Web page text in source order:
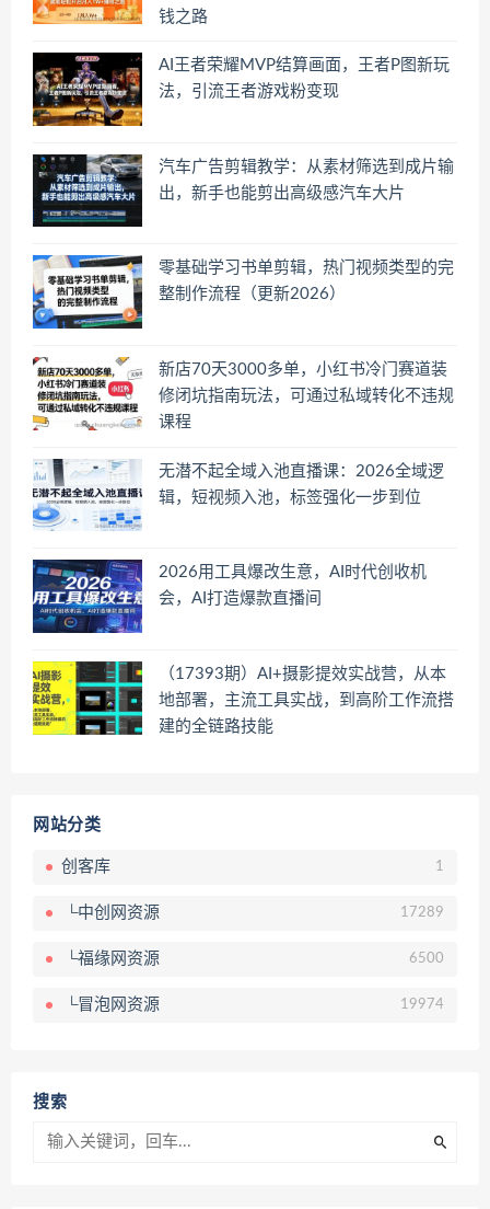
钱之路
AI王者荣耀MVP结算画面，王者P图新玩
法，引流王者游戏粉变现
汽车广告剪辑教学：从素材筛选到成片输
出，新手也能剪出高级感汽车大片
零基础学习书单剪辑，热门视频类型的完
整制作流程（更新2026）
新店70天3000多单，小红书冷门赛道装
修闭坑指南玩法，可通过私域转化不违规
课程
无潜不起全域入池直播课：2026全域逻
辑，短视频入池，标签强化一步到位
2026用工具爆改生意，AI时代创收机
会，AI打造爆款直播间
（17393期）AI+摄影提效实战营，从本
地部署，主流工具实战，到高阶工作流搭
建的全链路技能
网站分类
创客库 1
└中创网资源 17289
└福缘网资源 6500
└冒泡网资源 19974
搜索